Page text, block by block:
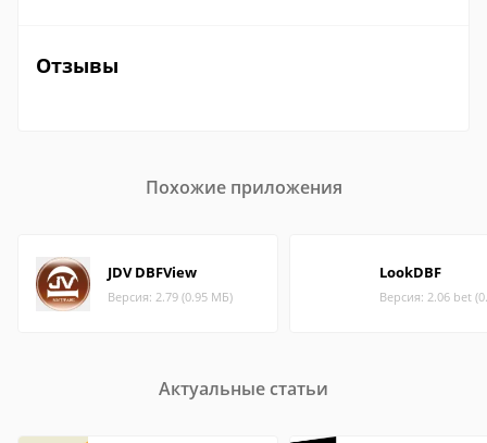
Отзывы
Похожие приложения
JDV DBFView
Версия: 2.79 (0.95 МБ)
LookDBF
Версия: 2.06 bet
Актуальные статьи